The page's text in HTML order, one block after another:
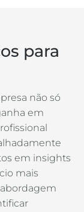
para
não só
em
em insights
mais